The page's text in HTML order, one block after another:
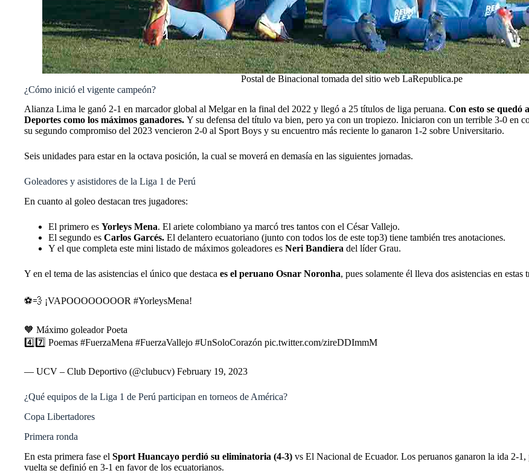
Postal de Binacional tomada del sitio web LaRepublica.pe
¿Cómo inició el vigente campeón?
Alianza Lima le ganó 2-1 en marcador global al Melgar en la final del 2022 y llegó a 25 títulos de liga peruana. Con esto se quedó
Deportes como los máximos ganadores. Y su defensa del título va bien, pero ya con un tropiezo. Iniciaron con un terrible 3-0 en
su segundo compromiso del 2023 vencieron 2-0 al Sport Boys y su encuentro más reciente lo ganaron 1-2 sobre Universitario.
Seis unidades para estar en la octava posición, la cual se moverá en demasía en las siguientes jornadas.
Goleadores y asistidores de la Liga 1 de Perú
En cuanto al goleo destacan tres jugadores:
El primero es Yorleys Mena. El ariete colombiano ya marcó tres tantos con el César Vallejo.
El segundo es Carlos Garcés. El delantero ecuatoriano (junto con todos los de este top3) tiene también tres anotaciones.
Y el que completa este mini listado de máximos goleadores es Neri Bandiera del líder Grau.
Y en el tema de las asistencias el único que destaca es el peruano Osnar Noronha, pues solamente él lleva dos asistencias en estas
⚽️💨 ¡VAPOOOOOOOOR #YorleysMena!
🧡 Máximo goleador Poeta
4️⃣7️⃣ Poemas #FuerzaMena #FuerzaVallejo #UnSoloCorazón pic.twitter.com/zireDDImmM
— UCV – Club Deportivo (@clubucv) February 19, 2023
¿Qué equipos de la Liga 1 de Perú participan en torneos de América?
Copa Libertadores
Primera ronda
En esta primera fase el Sport Huancayo perdió su eliminatoria (4-3) vs El Nacional de Ecuador. Los peruanos ganaron la ida 2-
vuelta se definió en 3-1 en favor de los ecuatorianos.